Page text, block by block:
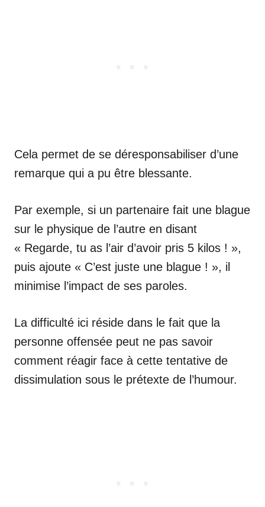
Cela permet de se déresponsabiliser d’une
remarque qui a pu être blessante.
Par exemple, si un partenaire fait une blague
sur le physique de l’autre en disant
« Regarde, tu as l’air d’avoir pris 5 kilos ! »,
puis ajoute « C’est juste une blague ! », il
minimise l’impact de ses paroles.
La difficulté ici réside dans le fait que la
personne offensée peut ne pas savoir
comment réagir face à cette tentative de
dissimulation sous le prétexte de l’humour.